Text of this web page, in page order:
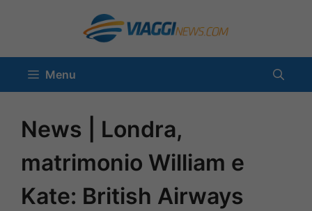
contenuto
Menu
News | Londra,
matrimonio William e
Kate: British Airways